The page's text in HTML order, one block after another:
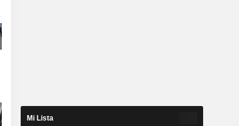
Mi Lista